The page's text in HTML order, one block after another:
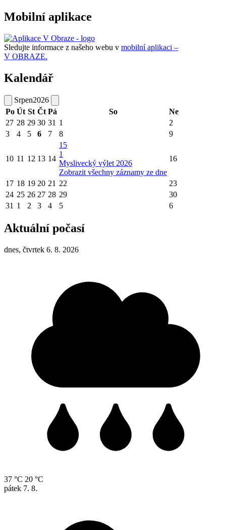
Mobilní aplikace
Sledujte informace z našeho webu v mobilní aplikaci –
V OBRAZE.
Kalendář
Srpen2026
Po Út St Čt Pá So
Ne
27 28 29 30 31 1
2
3
4 5 6 7 8 9
10 11 12 13 14
15
1
Myslivecký výlet 2026
Zobrazit všechny záznamy ze dne
16
17 18 19 20 21 22
23
24 25 26 27 28 29
30
31 1 2 3 4 5 6
Aktuální počasí
dnes, čtvrtek 6. 8. 2026
37 °C 20 °C
pátek 7. 8.